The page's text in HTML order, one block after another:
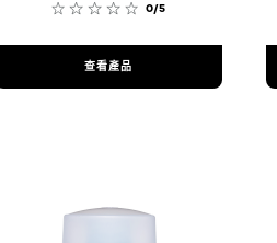
0/5
查看產品